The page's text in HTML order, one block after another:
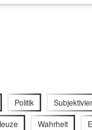
Politik
Wahrheit